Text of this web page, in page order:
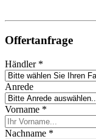
Offertanfrage
Händler *
Anrede
Vorname *
Nachname *